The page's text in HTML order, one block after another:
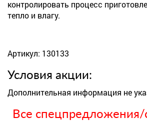
контролировать процесс
тепло и влагу.
Артикул: 130133
Условия акции:
Дополнительная информация не
Все спецпредложения/